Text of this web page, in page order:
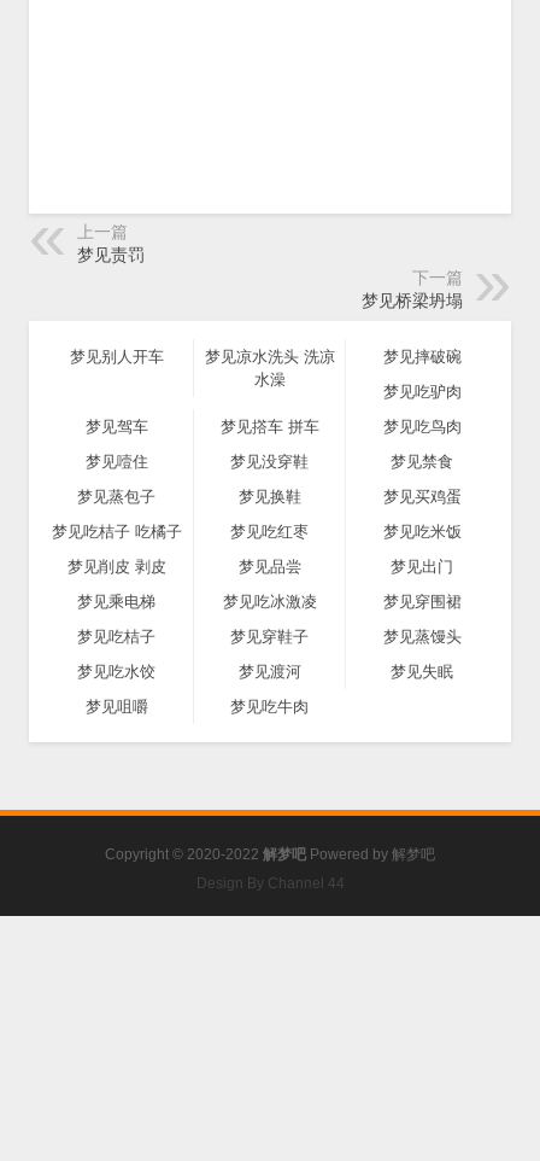
上一篇
梦见责罚
下一篇
梦见桥梁坍塌
梦见别人开车
梦见凉水洗头 洗凉
水澡
梦见摔破碗
梦见吃驴肉
梦见驾车
梦见撘车 拼车
梦见吃鸟肉
梦见噎住
梦见没穿鞋
梦见禁食
梦见蒸包子
梦见换鞋
梦见买鸡蛋
梦见吃桔子 吃橘子
梦见吃红枣
梦见吃米饭
梦见削皮 剥皮
梦见品尝
梦见出门
梦见乘电梯
梦见吃冰激凌
梦见穿围裙
梦见吃桔子
梦见穿鞋子
梦见蒸馒头
梦见吃水饺
梦见渡河
梦见失眠
梦见咀嚼
梦见吃牛肉
Copyright © 2020-2022 解梦吧 Powered by 解梦吧
Design By Channel 44